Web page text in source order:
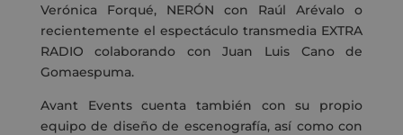
Verónica Forqué, NERÓN con Raúl Arévalo o
recientemente el espectáculo transmedia EXTRA
RADIO colaborando con Juan Luis Cano de
Gomaespuma.
Avant Events cuenta también con su propio
equipo de diseño de escenografía, así como con